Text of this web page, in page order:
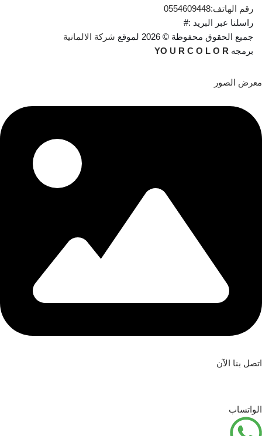
رقم الهاتف:0554609448
راسلنا عبر البريد :#
جميع الحقوق محفوظة © 2026 لموقع
شركة الالمانية
برمجه
YO U R C O L O R
معرض الصور
اتصل بنا الآن
الواتساب